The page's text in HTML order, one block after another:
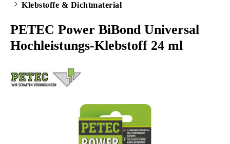
Klebstoffe & Dichtmaterial
PETEC Power BiBond Universal
Hochleistungs-Klebstoff 24 ml
Bildergalerie überspringen